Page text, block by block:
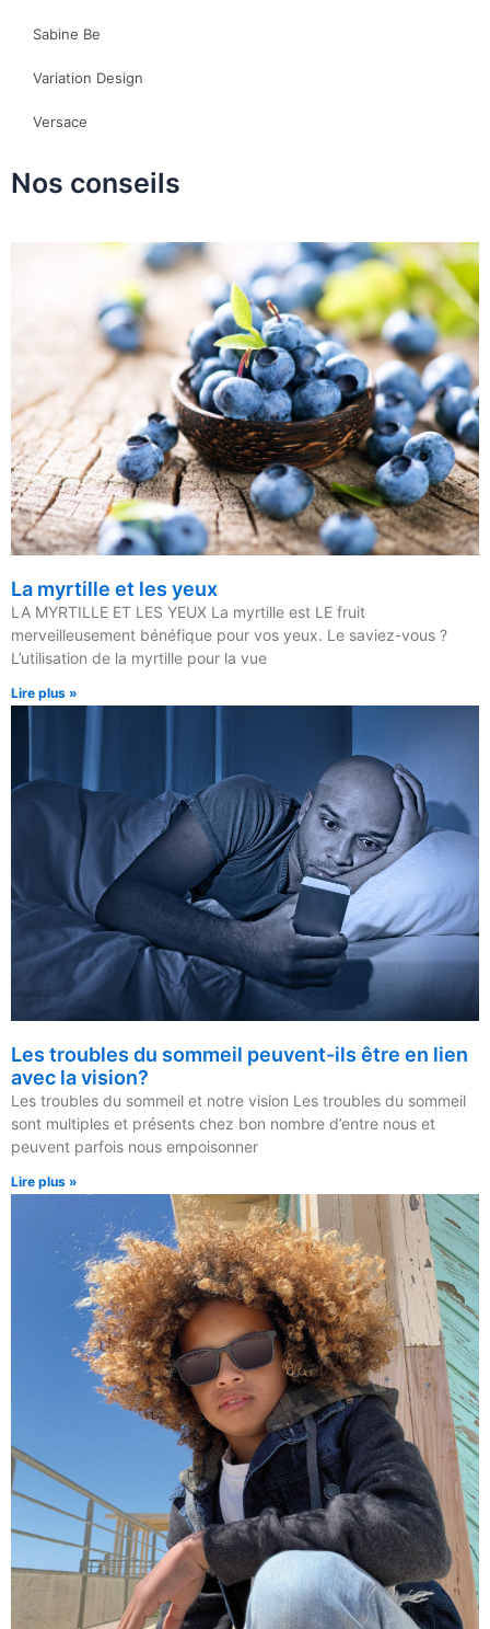
Sabine Be
Variation Design
Versace
Nos conseils
La myrtille et les yeux
LA MYRTILLE ET LES YEUX La myrtille est LE fruit
merveilleusement bénéfique pour vos yeux. Le saviez-vous ?
L’utilisation de la myrtille pour la vue
Lire plus »
Les troubles du sommeil peuvent-ils être en lien
avec la vision?
Les troubles du sommeil et notre vision Les troubles du sommeil
sont multiples et présents chez bon nombre d’entre nous et
peuvent parfois nous empoisonner
Lire plus »